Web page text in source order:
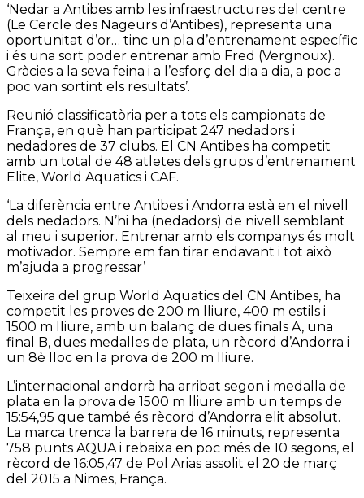
‘Nedar a Antibes amb les infraestructures del centre
(Le Cercle des Nageurs d’Antibes), representa una
oportunitat d’or… tinc un pla d’entrenament específic
i és una sort poder entrenar amb Fred (Vergnoux).
Gràcies a la seva feina i a l’esforç del dia a dia, a poc a
poc van sortint els resultats’.
Reunió classificatòria per a tots els campionats de
França, en què han participat 247 nedadors i
nedadores de 37 clubs. El CN Antibes ha competit
amb un total de 48 atletes dels grups d’entrenament
Elite, World Aquatics i CAF.
‘La diferència entre Antibes i Andorra està en el nivell
dels nedadors. N’hi ha (nedadors) de nivell semblant
al meu i superior. Entrenar amb els companys és molt
motivador. Sempre em fan tirar endavant i tot això
m’ajuda a progressar’
Teixeira del grup World Aquatics del CN Antibes, ha
competit les proves de 200 m lliure, 400 m estils i
1500 m lliure, amb un balanç de dues finals A, una
final B, dues medalles de plata, un rècord d’Andorra i
un 8è lloc en la prova de 200 m lliure.
L’internacional andorrà ha arribat segon i medalla de
plata en la prova de 1500 m lliure amb un temps de
15:54,95 que també és rècord d’Andorra elit absolut.
La marca trenca la barrera de 16 minuts, representa
758 punts AQUA i rebaixa en poc més de 10 segons, el
rècord de 16:05,47 de Pol Arias assolit el 20 de març
del 2015 a Nimes, França.